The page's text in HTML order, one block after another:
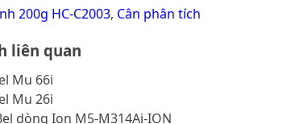
200g HC-C2003, Cân phân tích
liên quan
Mu 66i
Mu 26i
dòng Ion M5-M314Ai-ION